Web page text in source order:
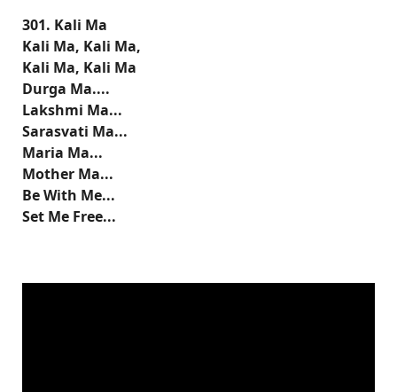
301. Kali Ma
Kali Ma, Kali Ma,
Kali Ma, Kali Ma
Durga Ma....
Lakshmi Ma...
Sarasvati Ma...
Maria Ma...
Mother Ma...
Be With Me...
Set Me Free...